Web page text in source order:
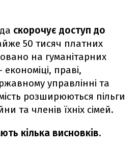
скорочує доступ до
50 тисяч платних
на гуманітарних
економіці, праві,
управлінні та
розширюються пільги
та членів їхніх сімей.
кілька висновків.